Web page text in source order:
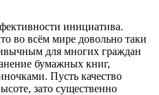
инициатива.
во всём мире довольно таки
для многих граждан
бумажных книг,
Пусть качество
зато существенно